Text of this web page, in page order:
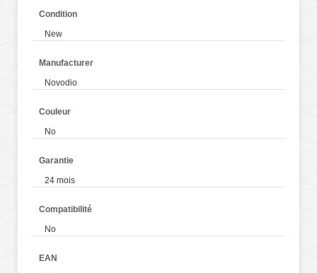
Condition
New
Manufacturer
Novodio
Couleur
No
Garantie
24 mois
Compatibilité
No
EAN